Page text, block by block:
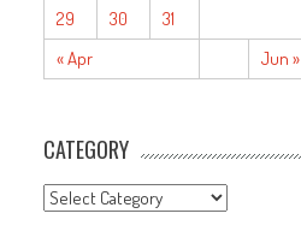
« Apr Jun »
29 30 31
CATEGORY
CATEGORY